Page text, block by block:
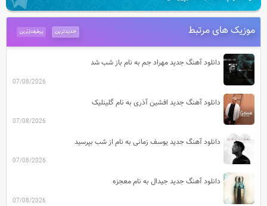
موزیک های مرتبط پرطرفدارترین جدیدترین
دانلود آهنگ جدید مهراد جم به نام باز شب شد
07/08/2026
دانلود آهنگ جدید افشین آذری به نام گلینلیک
07/08/2026
دانلود آهنگ جدید یوسف زمانی به نام از شب بپرسید
07/08/2026
دانلود آهنگ جدید جیدال به نام معجزه
07/08/2026